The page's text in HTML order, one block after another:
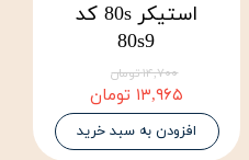
استیکر 80s کد
80s9
۱۴,۷۰۰ تومان
۱۳,۹۶۵ تومان
افزودن به سبد خرید